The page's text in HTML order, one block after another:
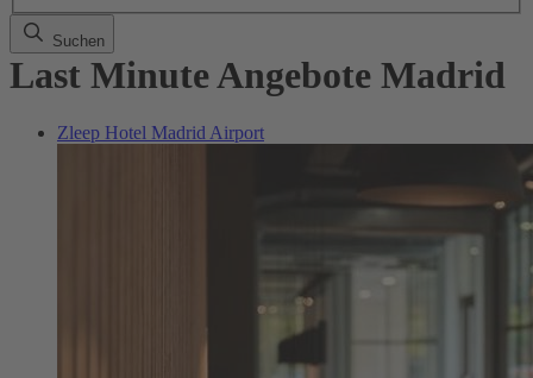
Suchen
Last Minute Angebote Madrid
Zleep Hotel Madrid Airport